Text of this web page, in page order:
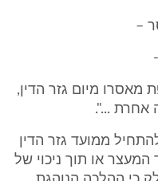
–
מאסרו מיום גזר הדין,
אחרת ...".
ממועד גזר הדין
המעצר או תוך ניכוי של